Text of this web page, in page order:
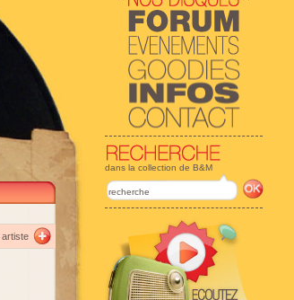
dans la collection de B&M
artiste